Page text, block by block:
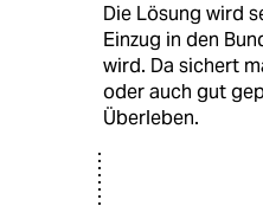
Die Lösung wird
Einzug in den
wird. Da sichert
oder auch gut
Überleben.